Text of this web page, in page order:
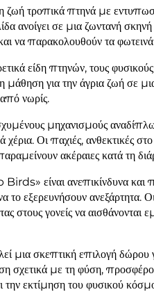
ζωή τροπικά πτηνά με
ανοίγει σε μια ζωντανή
να παρακολουθούν τα
είδη πτηνών, τους
για την άγρια ζωή σε
νωρίς.
μηχανισμούς
Οι παχιές, ανθεκτικές στο
ακέραιες κατά τη
είναι ανεπικίνδυνα
το εξερευνήσουν ανεξάρτητα.
στους γονείς να
σκεπτική επιλογή δώρου
σχετικά με τη φύση,
την εκτίμηση του φυσικού